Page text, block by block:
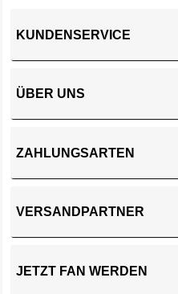
KUNDENSERVICE
ÜBER UNS
ZAHLUNGSARTEN
VERSANDPARTNER
JETZT FAN WERDEN